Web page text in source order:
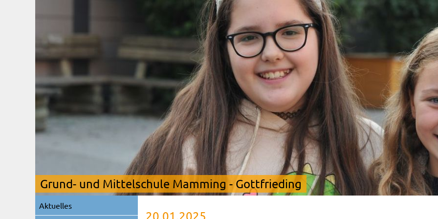
Grund- und Mittelschule Mamming - Gottfrieding
20.01.2025
Navigation
überspringen
Aktuelles